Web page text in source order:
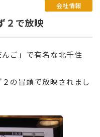
会社情報
２で放映
ご」で有名な北千住
の冒頭で放映されまし